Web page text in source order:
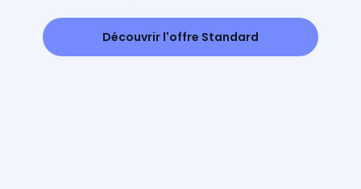
Découvrir l'offre Standard